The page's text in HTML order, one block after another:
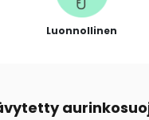
Luonnollinen